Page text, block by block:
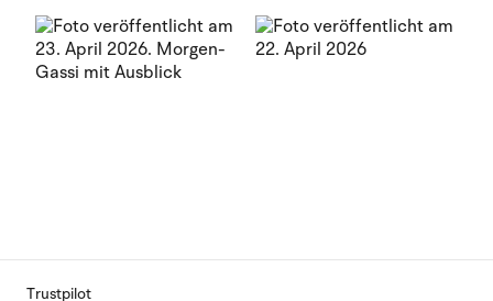
Trustpilot